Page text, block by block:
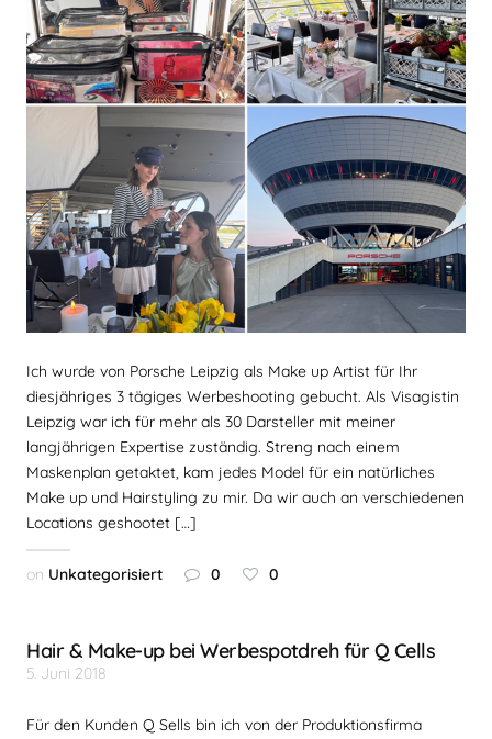
Ich wurde von Porsche Leipzig als Make up Artist für Ihr
diesjähriges 3 tägiges Werbeshooting gebucht. Als Visagistin
Leipzig war ich für mehr als 30 Darsteller mit meiner
langjährigen Expertise zuständig. Streng nach einem
Maskenplan getaktet, kam jedes Model für ein natürliches
Make up und Hairstyling zu mir. Da wir auch an verschiedenen
Locations geshootet […]
on Unkategorisiert 0 0
Hair & Make-up bei Werbespotdreh für Q Cells
5. Juni 2018
Für den Kunden Q Sells bin ich von der Produktionsfirma